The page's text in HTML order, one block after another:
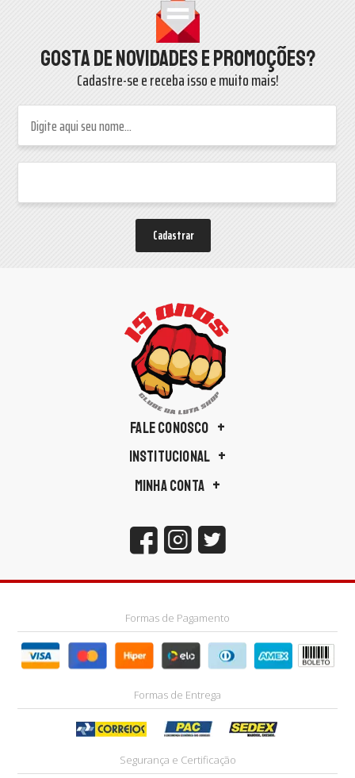
Gosta de novidades e promoções?
Cadastre-se e receba isso e muito mais!
Cadastrar
FALE CONOSCO
INSTITUCIONAL
MINHA CONTA
Formas de Pagamento
Formas de Entrega
Segurança e Certificação